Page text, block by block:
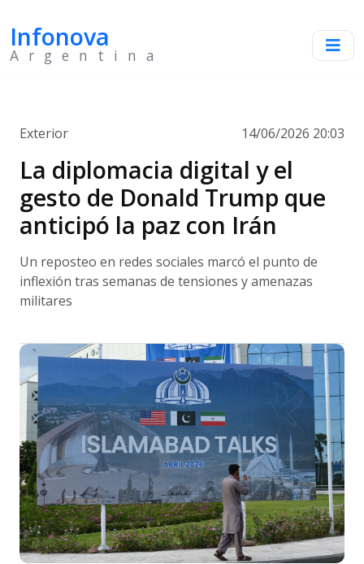
Infonova
Argentina
Exterior 14/06/2026 20:03
La diplomacia digital y el
gesto de Donald Trump que
anticipó la paz con Irán
Un reposteo en redes sociales marcó el punto de
inflexión tras semanas de tensiones y amenazas
militares